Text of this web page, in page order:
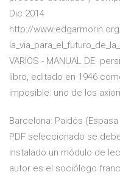
Dic 2014
http://
VARIOS - MANUAL DE
libro, editado en 1946
imposible: uno de los
Barcelona: Paidós
PDF seleccionado se
instalado un módulo de
autor es el sociólogo